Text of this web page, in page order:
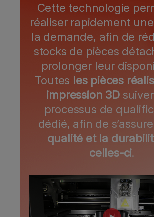
Cette technologie
réaliser rapidement
la demande, afin de
stocks de pièces
prolonger leur
Toutes les pièces
impression 3D
processus de
dédié, afin de
qualité et la
celles-ci.